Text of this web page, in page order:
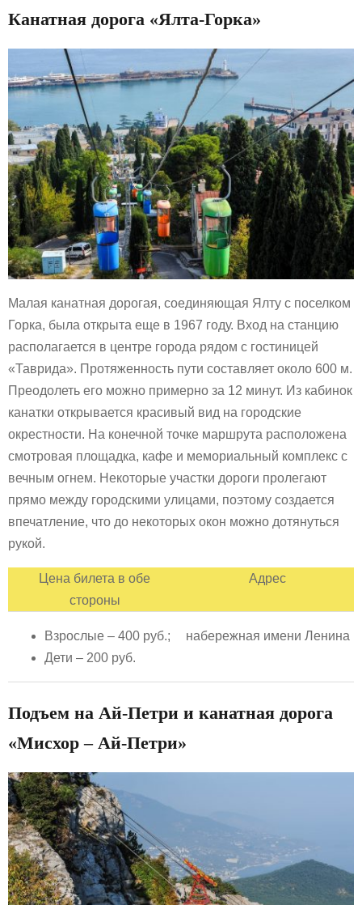
Канатная дорога «Ялта-Горка»
Малая канатная дорогая, соединяющая Ялту с поселком
Горка, была открыта еще в 1967 году. Вход на станцию
располагается в центре города рядом с гостиницей
«Таврида». Протяженность пути составляет около 600 м.
Преодолеть его можно примерно за 12 минут. Из кабинок
канатки открывается красивый вид на городские
окрестности. На конечной точке маршрута расположена
смотровая площадка, кафе и мемориальный комплекс с
вечным огнем. Некоторые участки дороги пролегают
прямо между городскими улицами, поэтому создается
впечатление, что до некоторых окон можно дотянуться
рукой.
Цена билета в обе
стороны
Адрес
Взрослые – 400 руб.;
Дети – 200 руб.
набережная имени Ленина
Подъем на Ай-Петри и канатная дорога
«Мисхор – Ай-Петри»